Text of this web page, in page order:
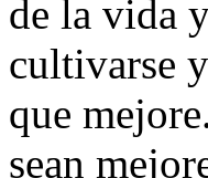
de la vida
cultivarse
que
sean